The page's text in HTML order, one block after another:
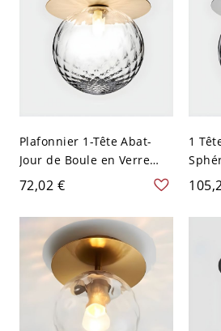
Plafonnier 1-Tête Abat-
Jour de Boule en Verre
Style Moderne Éclairage
Encastré en Métal - Or
110 V-120 V Transparent
72,02 €
1